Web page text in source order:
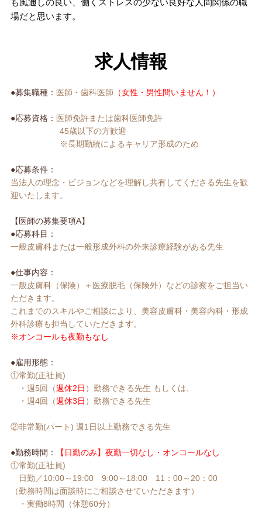
場だと思います。
求人情報
●募集職種： 医師・歯科医師 （女性・男性問いません！）
●応募資格： 医師免許または歯科医師免許
45歳以下の方歓迎
※長期勤続によるキャリア形成のため
●応募条件：
当法人の理念・ビジョンなどを理解し共有してくださる先生を歓
迎いたします。
【医師の募集要項A】
●応募科目：
一般皮膚科または一般形成外科の外来診療経験がある先生
●仕事内容：
一般皮膚科（保険）＋医療脱毛（保険外）などの診察をご担当い
ただきます。
これまでのスキルやご相談により、美容皮膚科・美容内科・形成
外科診療も担当していただきます。
※オンコールも夜勤もなし
●雇用形態：
①常勤(正社員)
・週5回（週休2日 ）勤務できる先生 もしくは、
・週4回（週休3日 ）勤務できる先生
②非常勤(パート) 週1日以上勤務できる先生
●勤務時間：
【日勤のみ】夜勤一切なし・オンコールなし
①常勤(正社員)
日勤／10:00～19:00 9:00～18:00 11：00～20：00
（勤務時間は面談時にご相談させていただきます）
・実働8時間（休憩60分）